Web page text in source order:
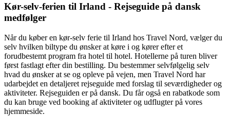
Kør-selv-ferien til Irland - Rejseguide på dansk
medfølger
Når du køber en kør-selv ferie til Irland hos Travel Nord, vælger du
selv hvilken biltype du ønsker at køre i og kører efter et
forudbestemt program fra hotel til hotel. Hotellerne på turen bliver
først fastlagt efter din bestilling. Du bestemmer selvfølgelig selv
hvad du ønsker at se og opleve på vejen, men Travel Nord har
udarbejdet en detaljeret rejseguide med forslag til seværdigheder og
aktiviteter. Rejseguiden er på dansk. Du får også en rabatkode som
du kan bruge ved booking af aktiviteter og udflugter på vores
hjemmeside.